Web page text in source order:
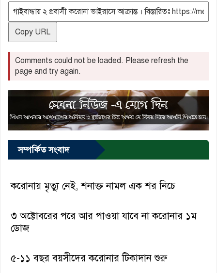
Copy URL
Comments could not be loaded. Please refresh the
page and try again.
সম্পর্কিত সংবাদ
করোনায় মৃত্যু নেই, শনাক্ত নামল এক শর নিচে
৩ অক্টোবরের পরে আর পাওয়া যাবে না করোনার ১ম
ডোজ
৫-১১ বছর বয়সীদের করোনার টিকাদান শুরু